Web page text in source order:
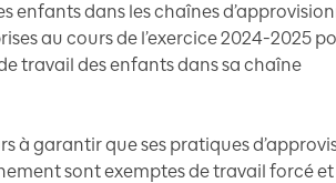
enfants dans les chaînes
au cours de l’exercice 2024-2025
travail des enfants dans sa chaîne
à garantir que ses pratiques
sont exemptes de travail forcé et